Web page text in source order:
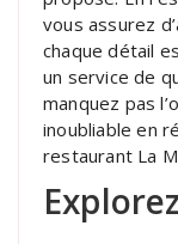
vous assurez
chaque détail
un service de
manquez pas
inoubliable en
restaurant La